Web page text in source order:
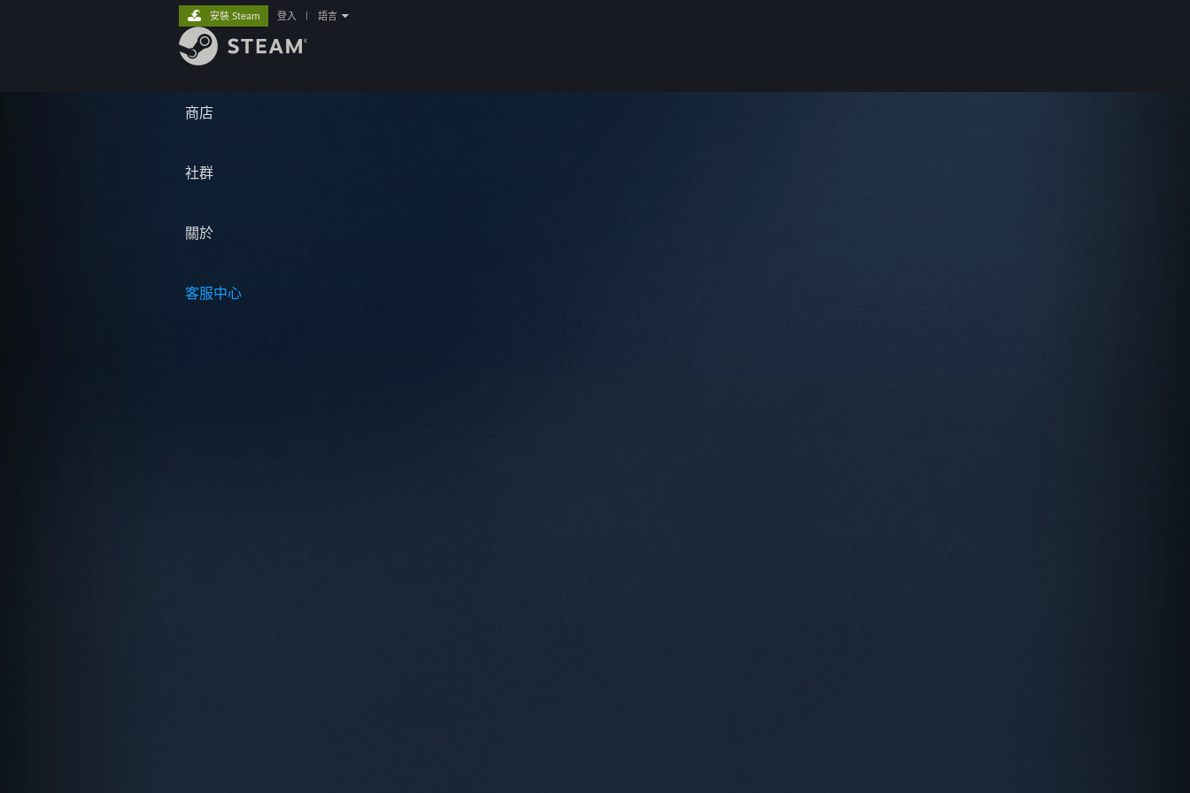
商店
社群
關於
客服中心
安裝 Steam 登入 語言